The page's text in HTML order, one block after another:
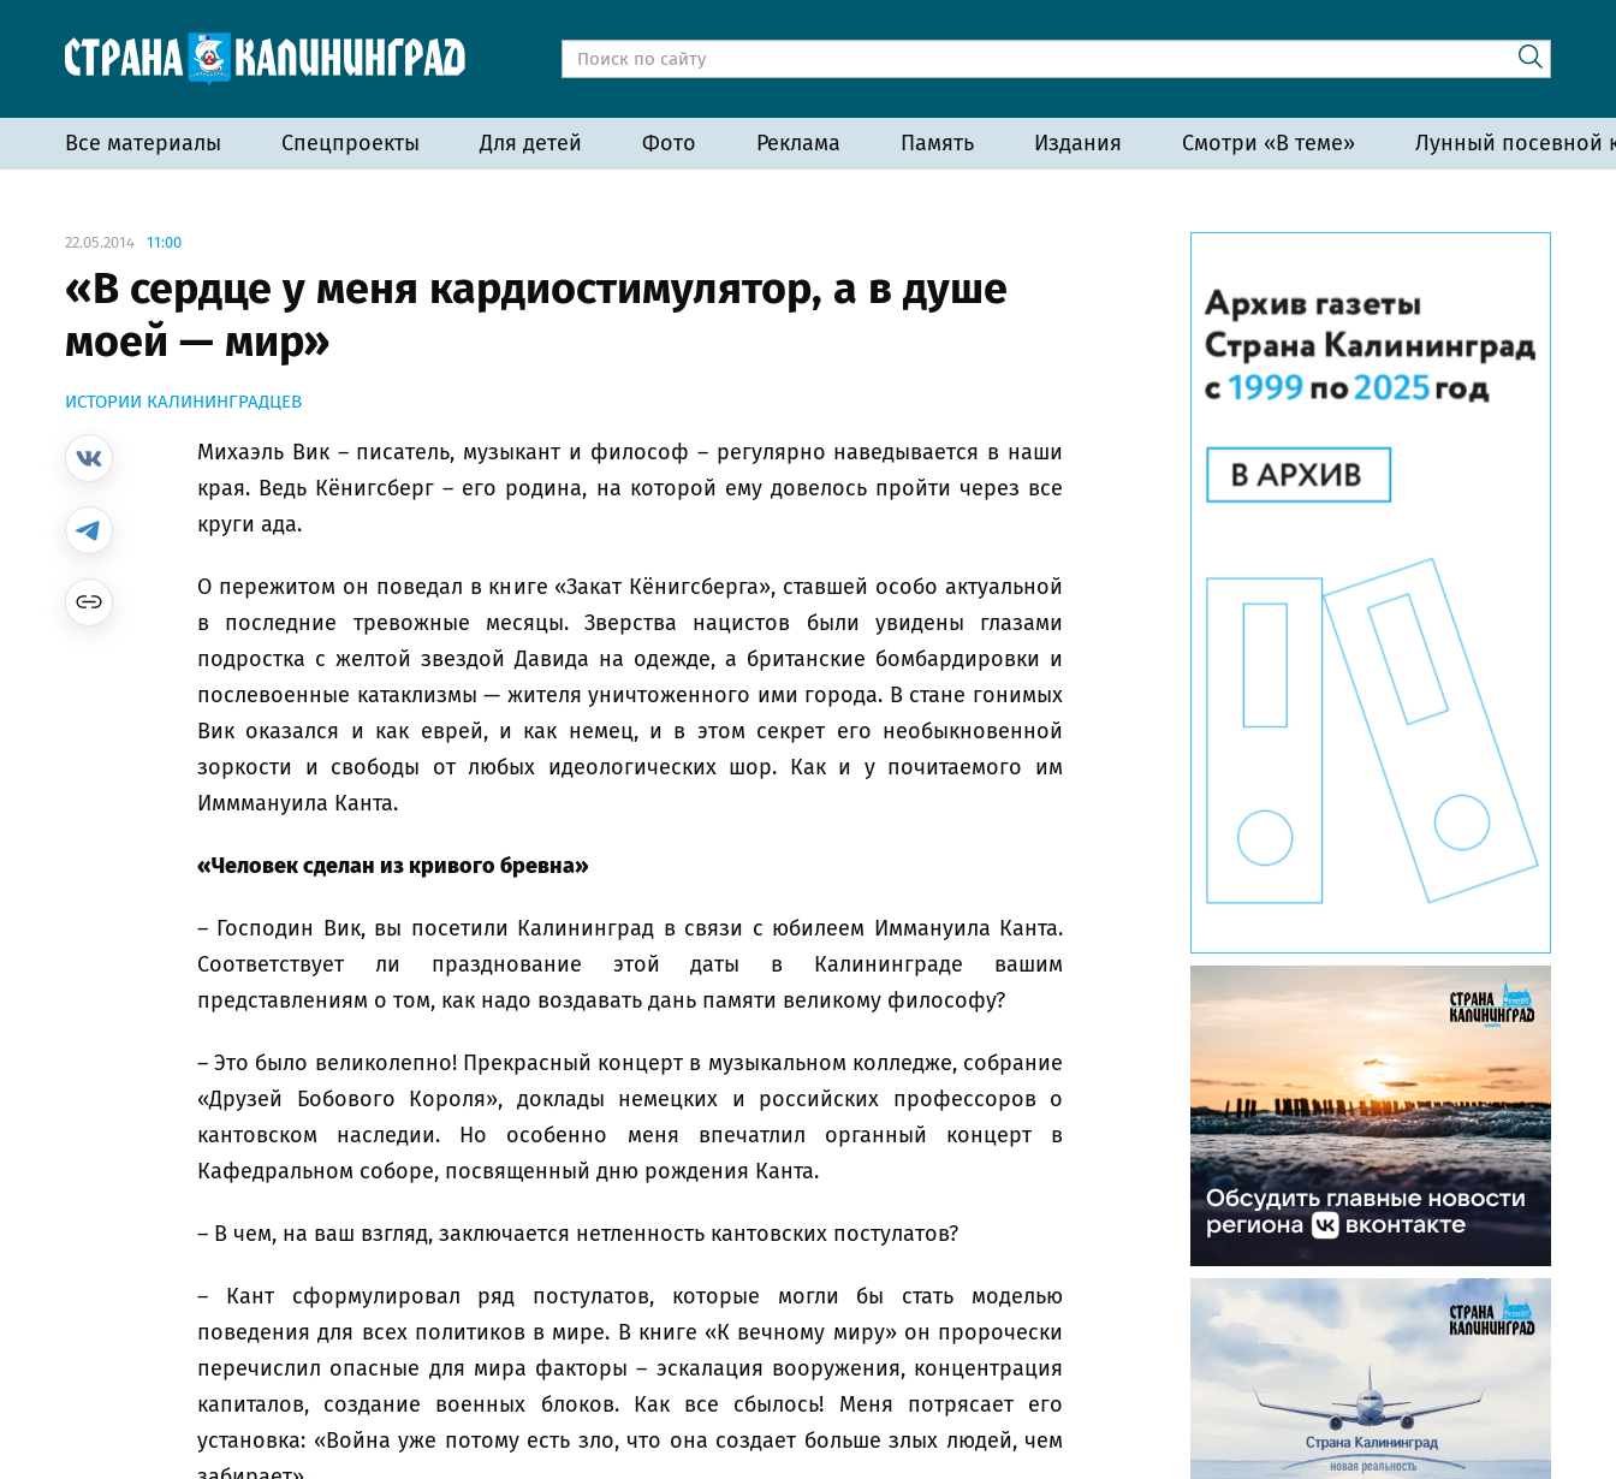
Все материалы Спецпроекты Для детей Фото Реклама Память Издания Смотри «В теме» Лунный посевной
22.05.2014 11:00
«В сердце у меня кардиостимулятор, а в душе
моей — мир»
ИСТОРИИ КАЛИНИНГРАДЦЕВ
Михаэль Вик – писатель, музыкант и философ – регулярно наведывается в наши
края. Ведь Кёнигсберг – его родина, на которой ему довелось пройти через все
круги ада.
О пережитом он поведал в книге «Закат Кёнигсберга», ставшей особо актуальной
в последние тревожные месяцы. Зверства нацистов были увидены глазами
подростка с желтой звездой Давида на одежде, а британские бомбардировки и
послевоенные катаклизмы — жителя уничтоженного ими города. В стане гонимых
Вик оказался и как еврей, и как немец, и в этом секрет его необыкновенной
зоркости и свободы от любых идеологических шор. Как и у почитаемого им
Имммануила Канта.
«Человек сделан из кривого бревна»
– Господин Вик, вы посетили Калининград в связи с юбилеем Иммануила Канта.
Соответствует ли празднование этой даты в Калининграде вашим
представлениям о том, как надо воздавать дань памяти великому философу?
– Это было великолепно! Прекрасный концерт в музыкальном колледже, собрание
«Друзей Бобового Короля», доклады немецких и российских профессоров о
кантовском наследии. Но особенно меня впечатлил органный концерт в
Кафедральном соборе, посвященный дню рождения Канта.
– В чем, на ваш взгляд, заключается нетленность кантовских постулатов?
– Кант сформулировал ряд постулатов, которые могли бы стать моделью
поведения для всех политиков в мире. В книге «К вечному миру» он пророчески
перечислил опасные для мира факторы – эскалация вооружения, концентрация
капиталов, создание военных блоков. Как все сбылось! Меня потрясает его
установка: «Война уже потому есть зло, что она создает больше злых людей, чем